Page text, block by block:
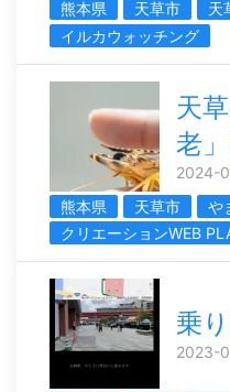
熊本県
天草市 天
イルカウォッチング
天
老
2024-
熊本県
天草市
や
クリエーションWEB
乗
2023-